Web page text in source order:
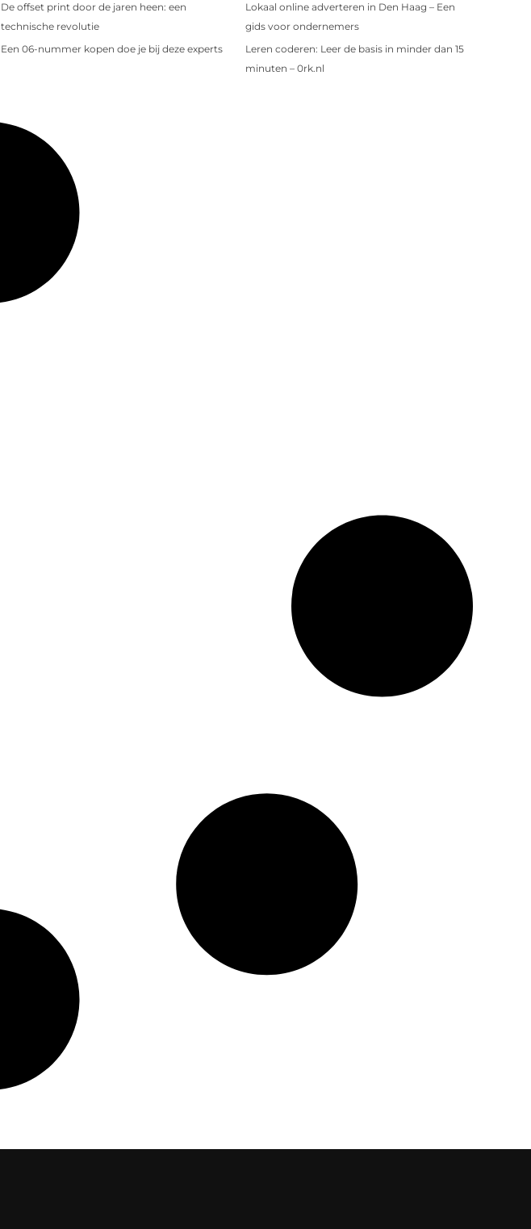
De offset print door de jaren heen: een
technische revolutie
Lokaal online adverteren in Den Haag – Een
gids voor ondernemers
Een 06-nummer kopen doe je bij deze experts
Leren coderen: Leer de basis in minder dan 15
minuten – 0rk.nl